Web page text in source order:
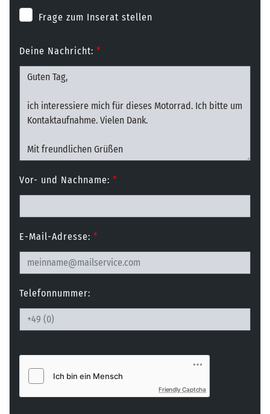
Frage zum Inserat stellen
Deine Nachricht: *
Vor- und Nachname: *
E-Mail-Adresse: *
Telefonnummer:
Friendly Captcha